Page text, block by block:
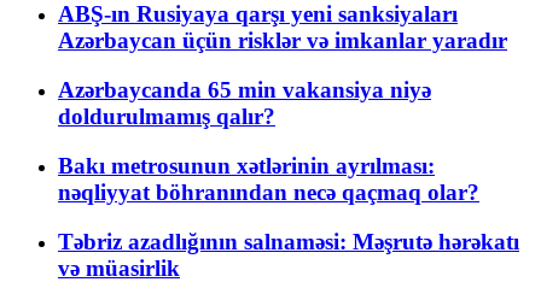
ABŞ-ın Rusiyaya qarşı yeni sanksiyaları
Azərbaycan üçün risklər və imkanlar yaradır
Azərbaycanda 65 min vakansiya niyə
doldurulmamış qalır?
Bakı metrosunun xətlərinin ayrılması:
nəqliyyat böhranından necə qaçmaq olar?
Təbriz azadlığının salnaməsi: Məşrutə hərəkatı
və müasirlik